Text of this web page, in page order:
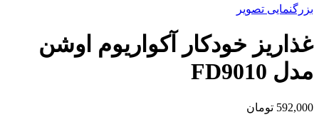
بزرگنمایی تصویر
غذاریز خودکار آکواریوم اوشن
مدل FD9010
592,000 تومان